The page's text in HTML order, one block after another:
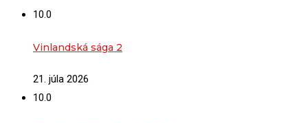
10.0
Vinlandská sága 2
21. júla 2026
10.0